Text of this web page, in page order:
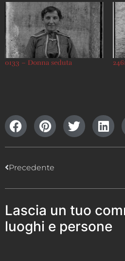
0133 – Donna seduta
Precedente
Lascia un tuo
luoghi e persone